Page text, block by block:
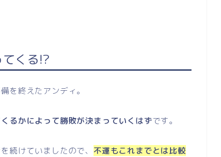
くる!?
を終えたアンディ。
るかによって勝敗が決まっていくはずです。
続けていましたので、 不運もこれまでとは比較